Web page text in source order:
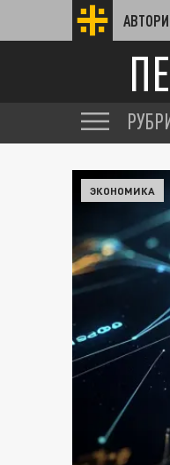
ЭКОНОМИКА